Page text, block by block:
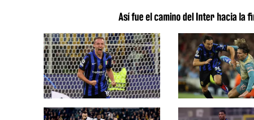
Así fue el camino del Inter hacia la